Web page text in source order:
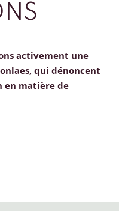
activement une
qui dénoncent
en matière de